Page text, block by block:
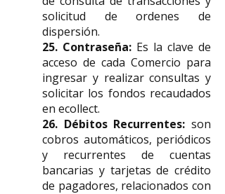
solicitud de ordenes de
dispersión.
25. Contraseña: Es la clave de
acceso de cada Comercio para
ingresar y realizar consultas y
solicitar los fondos recaudados
en ecollect.
26. Débitos Recurrentes: son
cobros automáticos, periódicos
y recurrentes de cuentas
bancarias y tarjetas de crédito
de pagadores, relacionados con